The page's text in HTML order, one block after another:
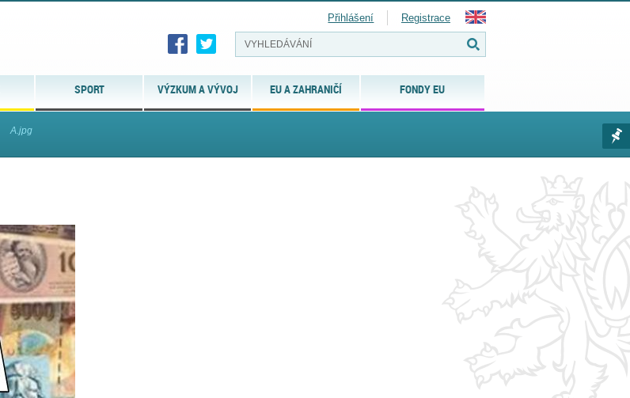
SPORT VÝZKUM A VÝVOJ EU A ZAHRANIČÍ FONDY EU
Přihlášení Registrace
A.jpg